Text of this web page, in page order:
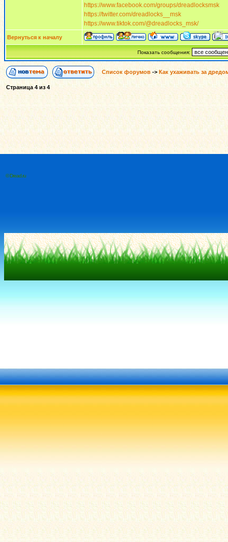
https://www.facebook.com/groups/dreadlocksmsk
https://twitter.com/dreadlocks__msk
https://www.tiktok.com/@dreadlocks_msk/
Вернуться к началу
Показать сообщения:
Список форумов ->Как ухаживать за
Страница 4из 4
© Dread.ru